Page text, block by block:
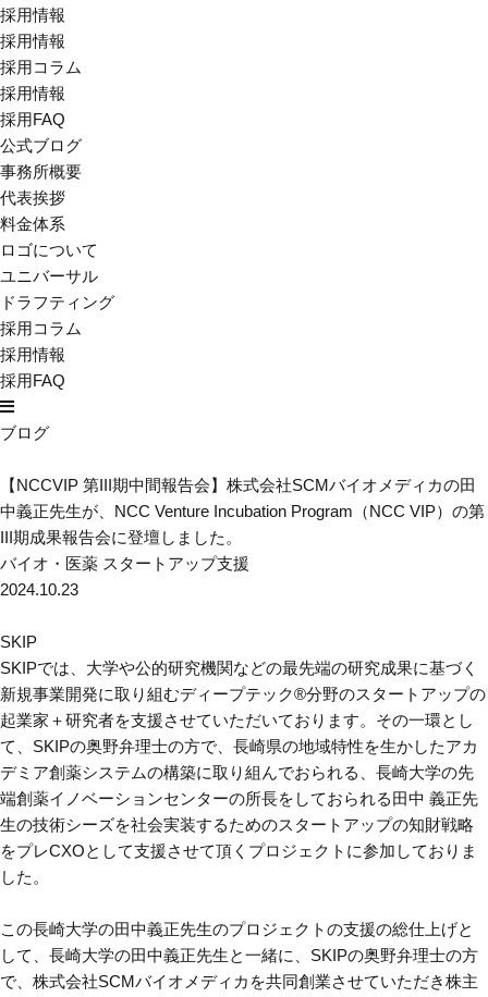
採用情報
採用情報
採用コラム
採用情報
採用FAQ
公式ブログ
事務所概要
代表挨拶
料金体系
ロゴについて
ユニバーサル
ドラフティング
採用コラム
採用情報
採用FAQ
ブログ
【NCCVIP 第III期中間報告会】株式会社SCMバイオメディカの田
中義正先生が、NCC Venture Incubation Program（NCC VIP）の第
III期成果報告会に登壇しました。
バイオ・医薬 スタートアップ支援
2024.10.23
SKIP
SKIPでは、大学や公的研究機関などの最先端の研究成果に基づく
新規事業開発に取り組むディープテック®分野のスタートアップの
起業家＋研究者を支援させていただいております。その一環とし
て、SKIPの奥野弁理士の方で、 長崎県の地域特性を生かしたアカ
デミア創薬システムの構築に取り組んでおられる、 長崎大学の先
端創薬イノベーションセンターの所長をしておられる田中 義正先
生の技術シーズを社会実装するためのスタートアップの知財戦略
をプレCXOとして支援させて頂くプロジェクト に参加しておりま
した。
この長崎大学の田中義正先生のプロジェクトの支援の総仕上げと
して、長崎大学の田中義正先生と一緒に、SKIPの奥野弁理士の方
で、株式会社SCMバイオメディカを共同創業させていただき株主